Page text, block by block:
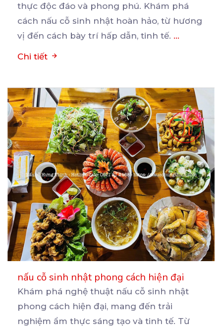
thực độc đáo và phong phú. Khám phá
cách nấu cỗ sinh nhật hoàn hảo, từ hương
vị đến cách bày trí hấp dẫn, tinh tế. ...
Chi tiết
nấu cỗ sinh nhật phong cách hiện đại
Khám phá nghệ thuật nấu cỗ sinh nhật
phong cách hiện đại, mang đến trải
nghiệm ẩm thực sáng tạo và tinh tế. Từ